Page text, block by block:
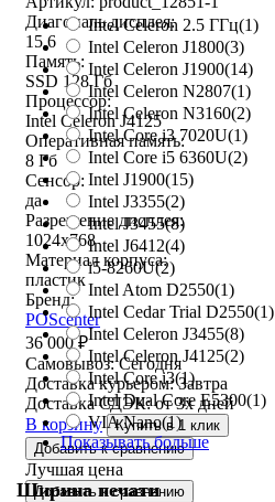
Intel Celeron 2.5 ГГц(1)
Intel Celeron J1800(3)
Intel Celeron J1900(14)
Intel Celeron N2807(1)
Intel Celeron N3160(2)
Intel Core i3 7020U(1)
Intel Core i5 6360U(2)
Intel J1900(15)
Intel J3355(2)
Intel J3455(8)
Intel J6412(4)
i5-8260U(2)
Intel Atom D2550(1)
Intel Cedar Trial D2550(1)
Intel Celeron J3455(8)
Intel Celeron J4125(2)
Intel Core i3(1)
Intel Dual Core E5300(1)
VIA Nano(1)
Показывать больше
Ширина печати
Диагональ дисплея:
15,6
Память:
SSD 128 Гб
Процессор:
Intel Celeron J4125
Оперативная память:
8 Гб
Сенсор:
да
Разрешение дисплея:
1024x768
Материал корпуса:
пластик
Бренд:
POScenter
36 000₽
Самовывоз:Сегодня
Доставка курьером:Завтра
Доставка СДЭК:от 3х дней
В корзину
Купить в 1 клик
Добавить к сравнению
Лучшая цена
Добавить к сравнению